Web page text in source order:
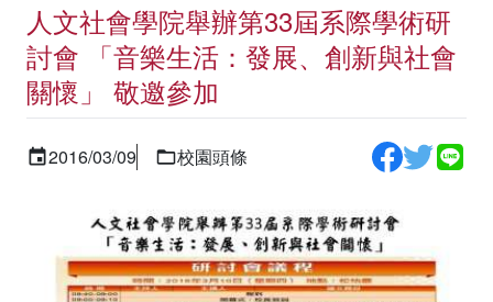
人文社會學院舉辦第33屆系際學術研
討會 「音樂生活：發展、創新與社會
關懷」 敬邀參加
2016/03/09 校園頭條